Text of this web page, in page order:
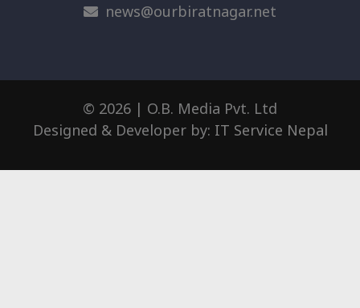
news@ourbiratnagar.net
© 2026 | O.B. Media Pvt. Ltd
Designed & Developer by: IT Service Nepal